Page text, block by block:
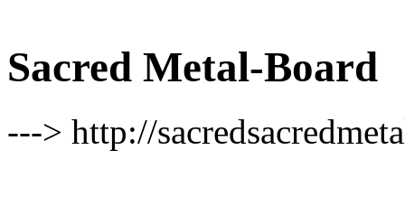
Sacred Metal-Board
---> http://